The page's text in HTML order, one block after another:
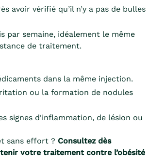
avoir vérifié qu’il n’y a pas de bulles
par semaine, idéalement le même
de traitement.
dans la même injection.
ou la formation de nodules
signes d'inflammation, de lésion ou
sans effort ? Consultez dès
votre traitement contre l’obésité